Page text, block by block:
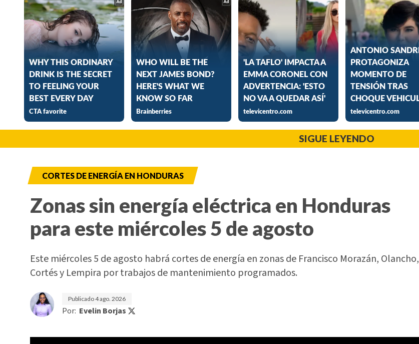
SIGUE LEYENDO
CORTES DE ENERGÍA EN HONDURAS
Zonas sin energía eléctrica en Honduras
para este miércoles 5 de agosto
Este miércoles 5 de agosto habrá cortes de energía en zonas de Francisco Morazán, Olancho,
Cortés y Lempira por trabajos de mantenimiento programados.
Publicado4 ago. 2026
Por: Evelin Borjas